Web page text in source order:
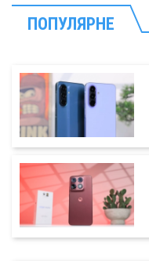
ПОПУЛЯРНЕ